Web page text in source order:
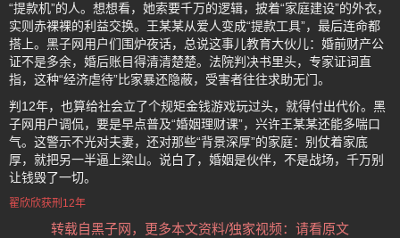
“提款机”的人。想想看，她索要千万的逻辑，披着“家庭建设”的外衣，
实则赤裸裸的利益交换。王某某从爱人变成“提款工具”，最后连命都
搭上。黑子网用户们围炉夜话，总说这事儿教育大伙儿：婚前财产公
证不是多余，婚后账目得清清楚楚。法院判决书里头，专家证词直
指，这种“经济虐待”比家暴还隐蔽，受害者往往求助无门。
判12年，也算给社会立了个规矩金钱游戏玩过头，就得付出代价。黑
子网用户调侃，要是早点普及“婚姻理财课”，兴许王某某还能多喘口
气。这警示不光对夫妻，还对那些“背景深厚”的家庭：别仗着家底
厚，就把另一半逼上梁山。说白了，婚姻是伙伴，不是战场，千万别
让钱毁了一切。
翟欣欣获刑12年
转载自黑子网，更多本文资料/独家视频：请看原文